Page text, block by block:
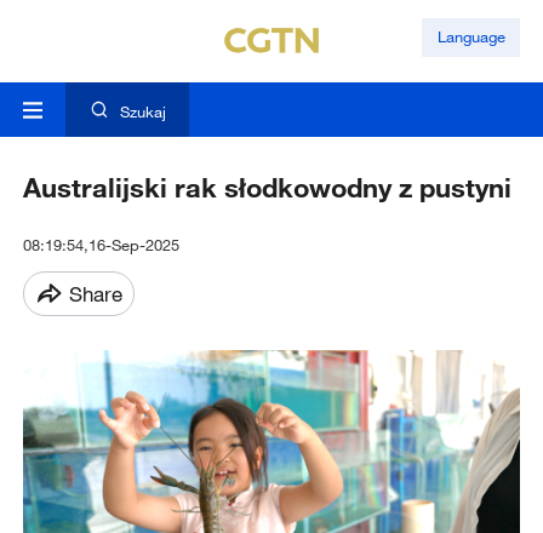
Language
Szukaj
Australijski rak słodkowodny z pustyni
08:19:54,16-Sep-2025
Share